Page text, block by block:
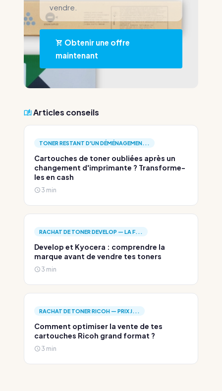
vendre.
Obtenir une offre
maintenant
Articles conseils
TONER RESTANT D'UN DÉMÉNAGEMEN...
Cartouches de toner oubliées après un
changement d'imprimante ? Transforme-
les en cash
3 min
RACHAT DE TONER DEVELOP — LA F...
Develop et Kyocera : comprendre la
marque avant de vendre tes toners
3 min
RACHAT DE TONER RICOH — PRIX J...
Comment optimiser la vente de tes
cartouches Ricoh grand format ?
3 min